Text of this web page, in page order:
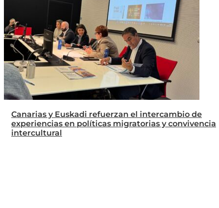
Canarias y Euskadi refuerzan el intercambio de
experiencias en políticas migratorias y convivencia
intercultural